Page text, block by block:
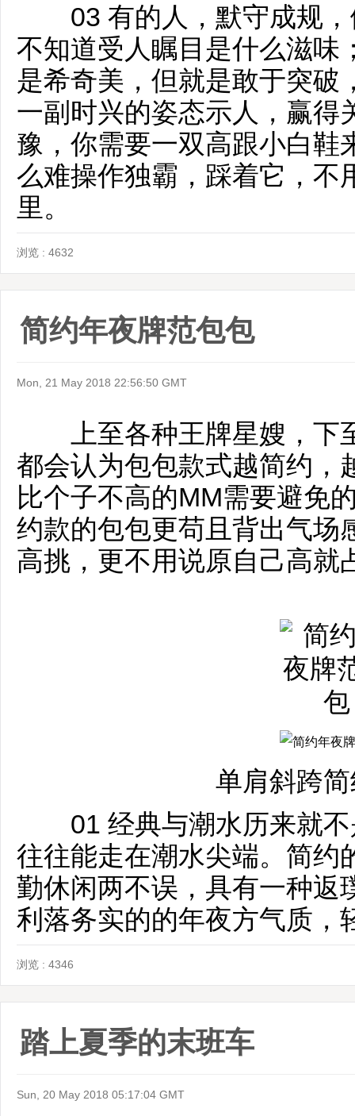
03 有的人，默守成规，
不知道受人瞩目是什么滋味
是希奇美，但就是敢于突破
一副时兴的姿态示人，赢得
豫，你需要一双高跟小白鞋
么难操作独霸，踩着它，不
里。
浏览 : 4632
简约年夜牌范包包
Mon, 21 May 2018 22:56:50 GMT
上至各种王牌星嫂，下
都会认为包包款式越简约，
比个子不高的MM需要避免
约款的包包更苟且背出气场
高挑，更不用说原自己高就
单肩斜跨
01 经典与潮水历来就不
往往能走在潮水尖端。简约
勤休闲两不误，具有一种返
利落务实的的年夜方气质，
浏览 : 4346
踏上夏季的末班车
Sun, 20 May 2018 05:17:04 GMT